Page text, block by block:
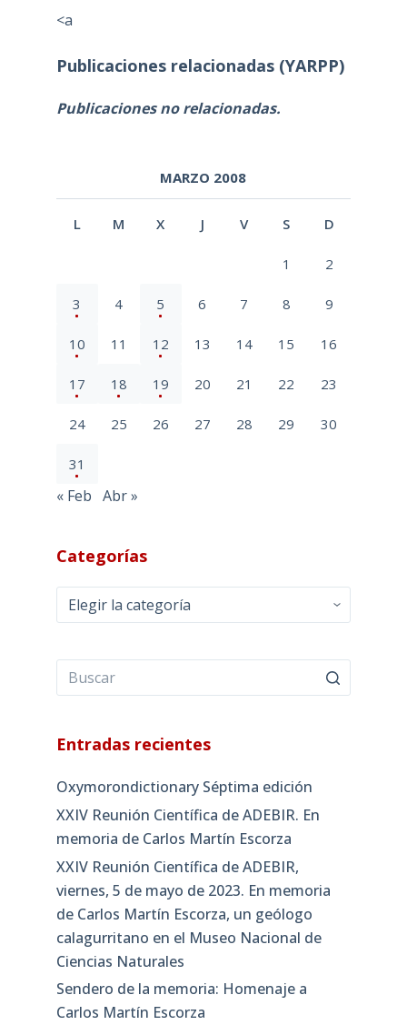
<a
Publicaciones relacionadas (YARPP)
Publicaciones no relacionadas.
MARZO 2008
L M X J V S D
1 2
3 4 5 6 7 8 9
10 11 12 13 14 15 16
17 18 19 20 21 22 23
24 25 26 27 28 29 30
31
« Feb Abr »
Categorías
Categorías
Entradas recientes
Oxymorondictionary Séptima edición
XXIV Reunión Científica de ADEBIR. En
memoria de Carlos Martín Escorza
XXIV Reunión Científica de ADEBIR,
viernes, 5 de mayo de 2023. En memoria
de Carlos Martín Escorza, un geólogo
calagurritano en el Museo Nacional de
Ciencias Naturales
Sendero de la memoria: Homenaje a
Carlos Martín Escorza